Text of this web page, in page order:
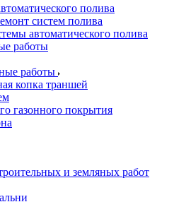
полива
систем полива
автоматического полива
работы
работы
копка траншей
газонного покрытия
и земляных работ